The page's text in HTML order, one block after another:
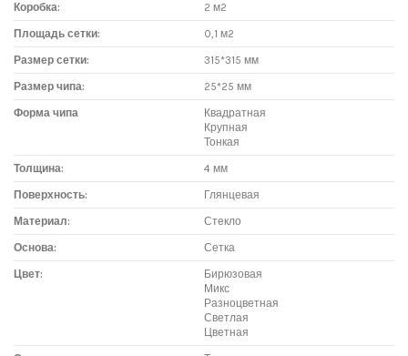
Коробка: 2 м2
Площадь сетки: 0,1 м2
Размер сетки: 315*315 мм
Размер чипа: 25*25 мм
Форма чипа
Квадратная
Крупная
Тонкая
Толщина: 4 мм
Поверхность: Глянцевая
Материал: Стекло
Основа: Сетка
Цвет:
Бирюзовая
Микс
Разноцветная
Светлая
Цветная